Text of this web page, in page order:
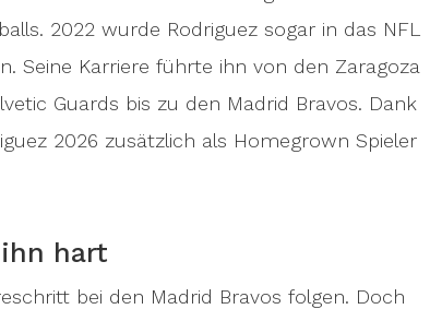
2022 wurde Rodriguez sogar in das NFL
Seine Karriere führte ihn von den Zaragoza
Guards bis zu den Madrid Bravos. Dank
2026 zusätzlich als Homegrown Spieler
hart
bei den Madrid Bravos folgen. Doch